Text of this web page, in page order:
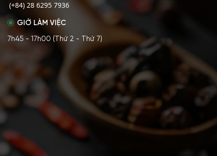
(+84) 28 6295 7936
GIỜ LÀM VIỆC
7h45 - 17h00 (Thứ 2 - Thứ 7)